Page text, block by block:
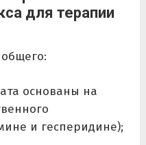
для терапии
основаны на
и гесперидине);